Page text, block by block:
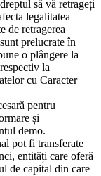
să vă retrageți
legalitatea
de retragerea
prelucrate în
o plângere la
la
cu Caracter
pentru
și
demo.
pot fi transferate
entități care oferă
de capital din care